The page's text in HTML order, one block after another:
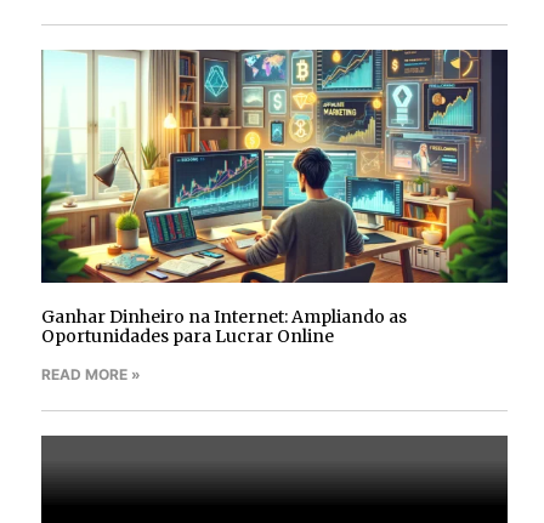
Ganhar Dinheiro na Internet: Ampliando as
Oportunidades para Lucrar Online
READ MORE »